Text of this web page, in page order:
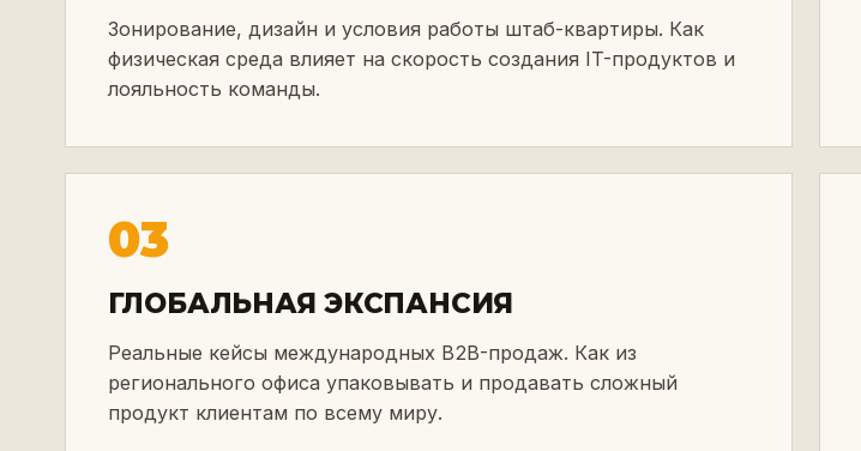
Зонирование, дизайн и условия работы штаб-квартиры. Как
физическая среда влияет на скорость создания IT-продуктов и
лояльность команды.
03
ГЛОБАЛЬНАЯ ЭКСПАНСИЯ
Реальные кейсы международных B2B-продаж. Как из
регионального офиса упаковывать и продавать сложный
продукт клиентам по всему миру.